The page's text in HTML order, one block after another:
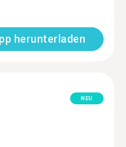
herunterladen
NEU